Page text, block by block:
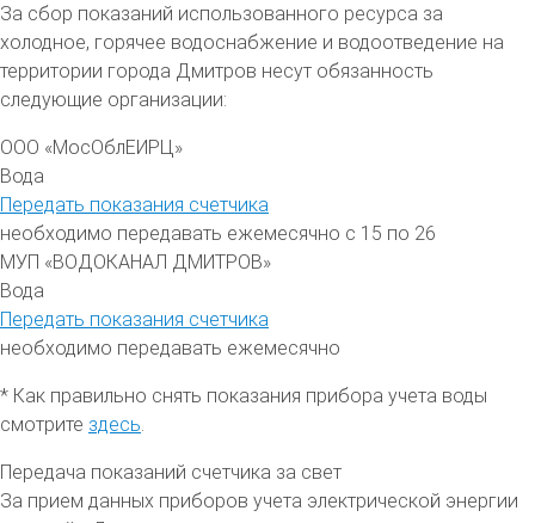
За сбор показаний использованного ресурса за
холодное, горячее водоснабжение и водоотведение на
территории города Дмитров несут обязанность
следующие организации:
ООО «МосОблЕИРЦ»
Вода
Передать показания счетчика
необходимо передавать ежемесячно с 15 по 26
МУП «ВОДОКАНАЛ ДМИТРОВ»
Вода
Передать показания счетчика
необходимо передавать ежемесячно
* Как правильно снять показания прибора учета воды
смотрите здесь
Передача показаний счетчика за свет
За прием данных приборов учета электрической энергии